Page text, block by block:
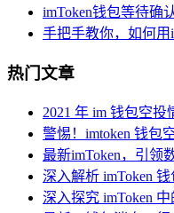
imToken钱包等待确
手把手教你，如何用
热门文章
2021 年 im 钱包空投
警惕！imtoken 钱包
最新imToken，引领
深入解析 imToken
深入探究 imToken